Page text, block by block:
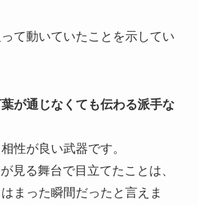
て動いていたことを示してい
が通じなくても伝わる派手な
性が良い武器です。
見る舞台で目立てたことは、
まった瞬間だったと言えま